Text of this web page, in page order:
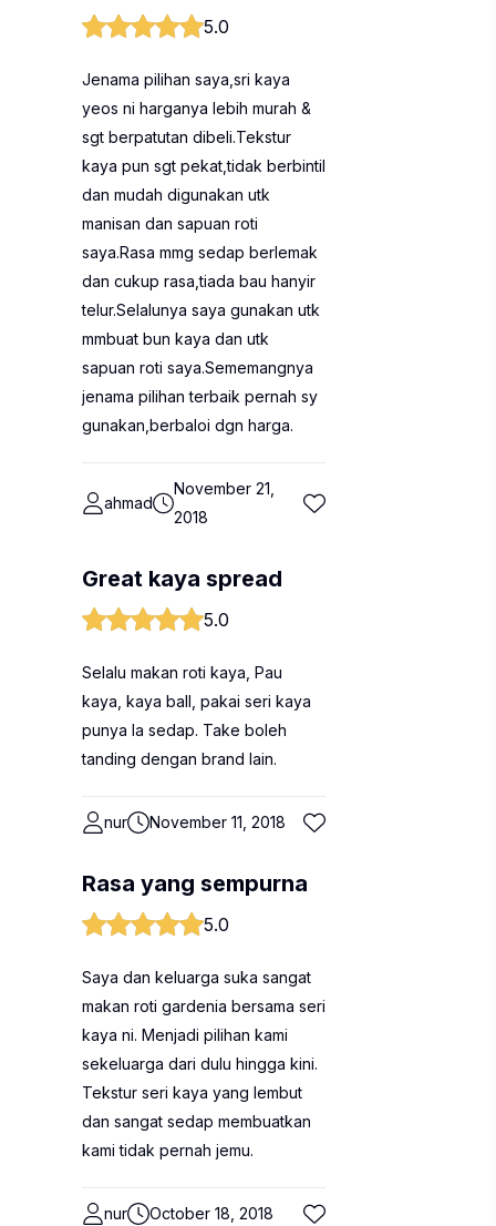
5.0
Jenama pilihan saya,sri kaya
yeos ni harganya lebih murah &
sgt berpatutan dibeli.Tekstur
kaya pun sgt pekat,tidak berbintil
dan mudah digunakan utk
manisan dan sapuan roti
saya.Rasa mmg sedap berlemak
dan cukup rasa,tiada bau hanyir
telur.Selalunya saya gunakan utk
mmbuat bun kaya dan utk
sapuan roti saya.Sememangnya
jenama pilihan terbaik pernah sy
gunakan,berbaloi dgn harga.
ahmad
November 21,
2018
Great kaya spread
5.0
Selalu makan roti kaya, Pau
kaya, kaya ball, pakai seri kaya
punya la sedap. Take boleh
tanding dengan brand lain.
nur November 11, 2018
Rasa yang sempurna
5.0
Saya dan keluarga suka sangat
makan roti gardenia bersama seri
kaya ni. Menjadi pilihan kami
sekeluarga dari dulu hingga kini.
Tekstur seri kaya yang lembut
dan sangat sedap membuatkan
kami tidak pernah jemu.
nur October 18, 2018